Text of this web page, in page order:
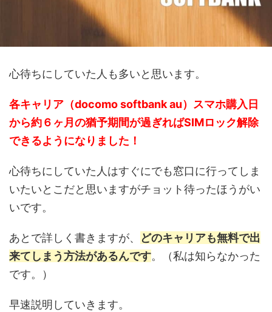
心待ちにしていた人も多いと思います。
各キャリア（docomo softbank au）スマホ購入日
から約６ヶ月の猶予期間が過ぎればSIMロック解除
できるようになりました！
心待ちにしていた人はすぐにでも窓口に行ってしま
いたいとこだと思いますがチョット待ったほうがい
いです。
あとで詳しく書きますが、
どのキャリアも無料で出
来てしまう方法があるんです。（私は知らなかった
です。）
早速説明していきます。